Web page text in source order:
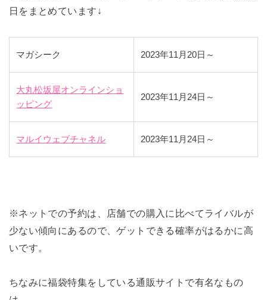
日をまとめています↓
マガシーク 2023年11月20日～
大丸松坂屋オンラインショ
ッピング
2023年11月24日～
マルイウェブチャネル 2023年11月24日～
※ネットでの予約は、店舗での購入に比べてライバルが
少ない傾向にあるので、ゲットできる確率がはるかに高
いです。
ちなみに福袋特集をしている通販サイトで有名なもの